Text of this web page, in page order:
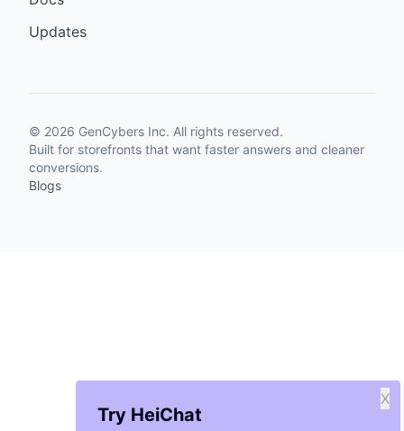
Try HeiChat
X
Updates
© 2026 GenCybers Inc. All rights reserved.
Built for storefronts that want faster answers and cleaner
conversions.
Blogs